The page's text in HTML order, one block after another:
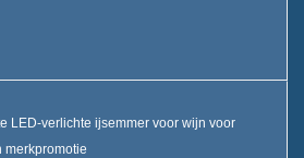
LED-verlichte ijsemmer voor wijn voor
merkpromotie